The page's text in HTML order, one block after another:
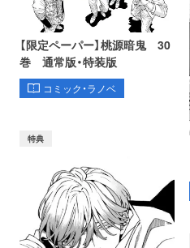
【限定ペーパー】桃源暗鬼 30
巻 通常版・特装版
コミック・ラノベ
特典